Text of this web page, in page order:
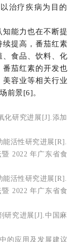
治疗疾病为目的
知能力也在不断提
续提高，番茄红素
、食品、饮料、化
番茄红素的开发也
容业等相关行业
前景[6]。
化研究进展[J].添加
能活性研究进展[R].
2022 年广东省食
能活性研究进展[R].
2022 年广东省食
研究进展[J].中国麻
的应用及发展建议